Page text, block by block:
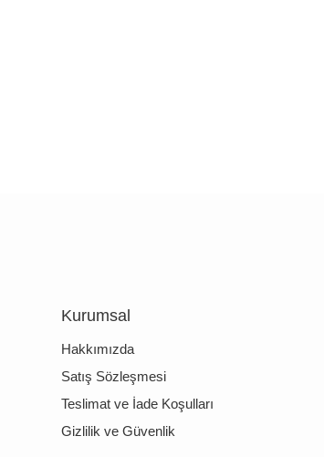
Kurumsal
Hakkımızda
Satış Sözleşmesi
Teslimat ve İade Koşulları
Gizlilik ve Güvenlik